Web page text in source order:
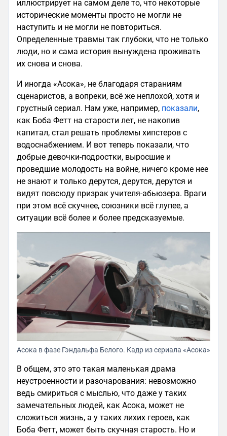
иллюстрирует на самом деле то, что некоторые
исторические моменты просто не могли не
наступить и не могли не повториться.
Определенные травмы так глубоки, что не только
люди, но и сама история вынуждена проживать
их снова и снова.
И иногда «Асока», не благодаря стараниям
сценаристов, а вопреки, всё же неплохой, хотя и
грустный сериал. Нам уже, например, показали,
как Боба Фетт на старости лет, не накопив
капитал, стал решать проблемы хипстеров с
водоснабжением. И вот теперь показали, что
добрые девочки-подростки, выросшие и
проведшие молодость на войне, ничего кроме нее
не знают и только дерутся, дерутся, дерутся и
видят повсюду призрак учителя-абьюзера. Враги
при этом всё скучнее, союзники всё глупее, а
ситуации всё более и более предсказуемые.
Асока в фазе Гэндальфа Белого. Кадр из сериала «Асока»
В общем, это это такая маленькая драма
неустроенности и разочарования: невозможно
ведь смириться с мыслью, что даже у таких
замечательных людей, как Асока, может не
сложиться жизнь, а у таких лихих героев, как
Боба Фетт, может быть скучная старость. Но и